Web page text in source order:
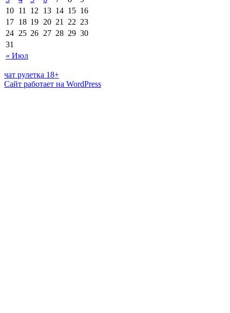
« Июл
10 11 12 13 14 15 16
17 18 19 20 21 22 23
24 25 26 27 28 29 30
31
чат рулетка 18+
Сайт работает на WordPress